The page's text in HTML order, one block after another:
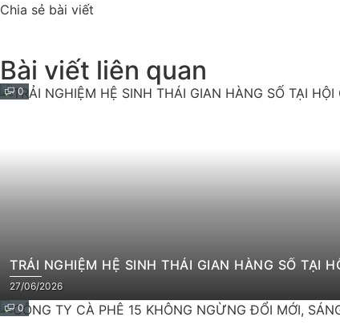
Chia sẻ bài viết
Bài viết liên quan
0
TRẢI NGHIỆM HỆ SINH THÁI GIAN HÀNG SỐ TẠI
27/06/2026
0